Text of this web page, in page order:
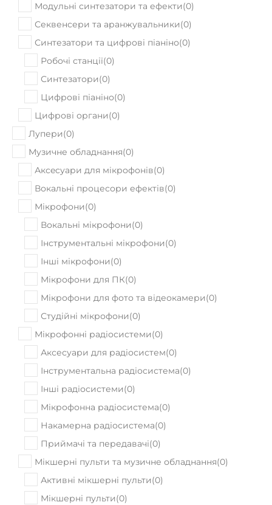
Модульні синтезатори та ефекти(0)
Секвенсери та аранжувальники(0)
Синтезатори та цифрові піаніно(0)
Робочі станції(0)
Синтезатори(0)
Цифрові піаніно(0)
Цифрові органи(0)
Лупери(0)
Музичне обладнання(0)
Аксeсуари для мікрофонів(0)
Вокальні процесори ефектів(0)
Мікрофони(0)
Вокальні мікрофони(0)
Інструментальні мікрофони(0)
Інші мікрофони(0)
Мікрофони для ПК(0)
Мікрофони для фото та відеокамери(0)
Студійні мікрофони(0)
Мікрофонні радіосистеми(0)
Аксесуари для радіосистем(0)
Інструментальна радіосистема(0)
Інші радіосистеми(0)
Мікрофонна радіосистема(0)
Накамерна радіосистема(0)
Приймачі та передавачі(0)
Мікшерні пульти та музичне обладнання(0)
Активні мікшерні пульти(0)
Мікшерні пульти(0)